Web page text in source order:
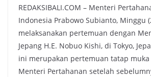
REDAKSIBALI.COM – Menteri
Indonesia Prabowo Subianto, Minggu
melaksanakan pertemuan dengan
Jepang H.E. Nobuo Kishi, di Tokyo,
ini merupakan pertemuan tatap
Menteri Pertahanan setelah